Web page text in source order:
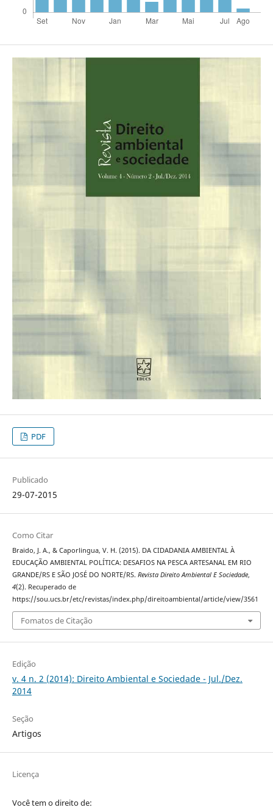
PDF
Publicado
29-07-2015
Como Citar
Braido, J. A., & Caporlingua, V. H. (2015). DA CIDADANIA AMBIENTAL À
EDUCAÇÃO AMBIENTAL POLÍTICA: DESAFIOS NA PESCA ARTESANAL EM RIO
GRANDE/RS E SÃO JOSÉ DO NORTE/RS. Revista Direito Ambiental E Sociedade,
4(2). Recuperado de
https://sou.ucs.br/etc/revistas/index.php/direitoambiental/article/view/3561
Fomatos de Citação
Edição
v. 4 n. 2 (2014): Direito Ambiental e Sociedade - Jul./Dez.
2014
Seção
Artigos
Licença
Você tem o direito de: